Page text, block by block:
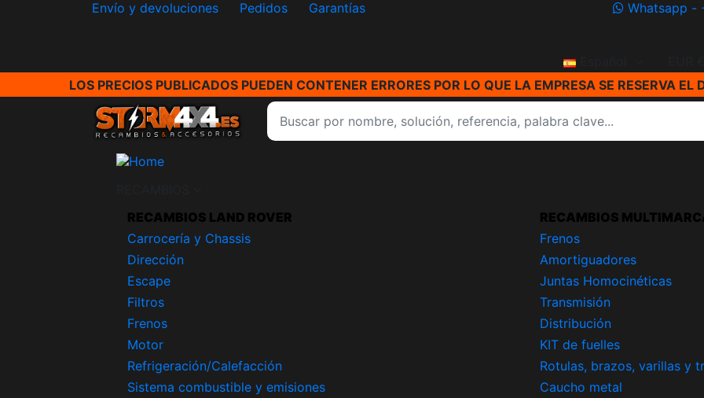
Envío y devoluciones Pedidos Garantías Whatsapp -
Español
LOS PRECIOS PUBLICADOS PUEDEN CONTENER ERRORES POR LO QUE LA EMPRESA SE RESERVA
RECAMBIOS LAND ROVER
Carrocería y Chassis
Dirección
Escape
Filtros
Frenos
Motor
Refrigeración/Calefacción
Sistema combustible y emisiones
RECAMBIOS
Frenos
Amortiguadores
Juntas Homocinéticas
Transmisión
Distribución
KIT de fuelles
Rotulas, brazos, varillas y
Caucho metal